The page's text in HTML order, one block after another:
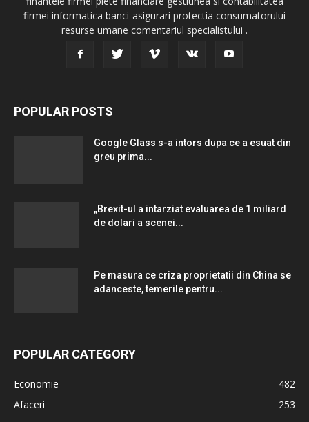
firmei informatica banci-asigurari protectia consumatorului
resurse umane comentariul specialistului .
POPULAR POSTS
Google Glass s-a intors dupa ce a esuat din
greu prima...
„Brexit-ul a intarziat evaluarea de 1 miliard
de dolari a scenei...
Pe masura ce criza proprietatii din China se
adanceste, temerile pentru...
POPULAR CATEGORY
Economie
482
Afaceri
253